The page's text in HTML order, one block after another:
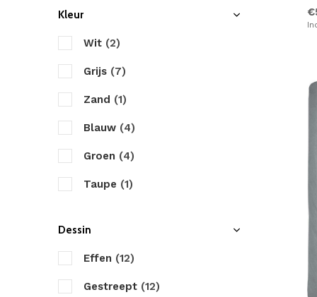
Yellow
ZO! Home
Zensation
Kleur
Wit (2)
Grijs (7)
Zand (1)
Blauw (4)
Groen (4)
Taupe (1)
Dessin
Effen (12)
Gestreept (12)